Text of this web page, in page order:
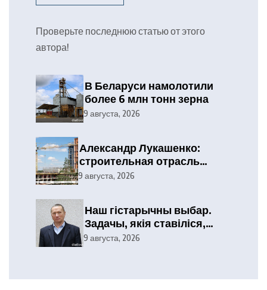
Проверьте последнюю статью от этого
автора!
В Беларуси намолотили
более 6 млн тонн зерна
9 августа, 2026
Александр Лукашенко:
строительная отрасль
демонстрирует высокие
статус одного из драйверов
экономики
9 августа, 2026
Наш гістарычны выбар.
Задачы, якія ставіліся,
выкананы
9 августа, 2026